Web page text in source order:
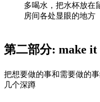
多喝水，把水杯放在
房间各处显眼的地方
第二部分: make
把想要做的事和需要做的
几个深蹲